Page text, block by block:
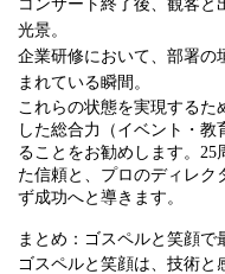
コンサート終了後、観客と
光景。
企業研修において、部署の
まれている瞬間。
これらの状態を実現するた
した総合力（イベント・
ることをお勧めします。
た信頼と、プロのディレク
ず成功へと導きます。
まとめ：ゴスペルと笑顔で
ゴスペルと笑顔は、技術と